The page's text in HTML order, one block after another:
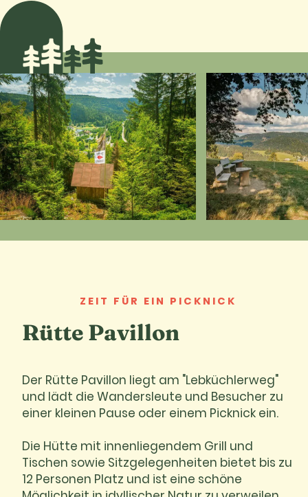
ZEIT FÜR EIN PICKNICK
Rütte Pavillon
Der Rütte Pavillon liegt am "Lebküchlerweg"
und lädt die Wandersleute und Besucher zu
einer kleinen Pause oder einem Picknick ein.
Die Hütte mit innenliegendem Grill und
Tischen sowie Sitzgelegenheiten bietet bis zu
12 Personen Platz und ist eine schöne